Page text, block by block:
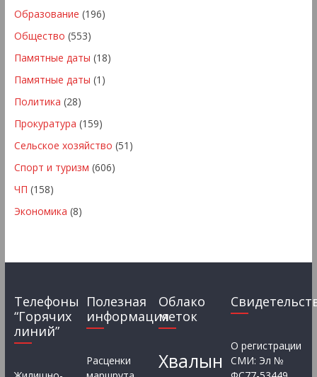
Образование (196)
Общество (553)
Памятные даты (18)
Памятные даты (1)
Политика (28)
Прокуратура (159)
Сельское хозяйство (51)
Спорт и туризм (606)
ЧП (158)
Экономика (8)
Телефоны
“Горячих
линий”
Полезная
информация
Расценки
Облако
меток
Хвалын
О регистрации
СМИ: Эл №